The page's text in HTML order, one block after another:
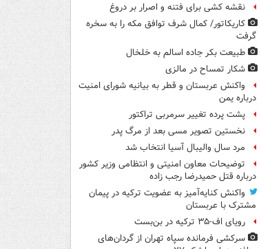
نقشه کشی برای فتنه و اصرار بر دروغ
کاریکاتور/ کمال شرف توافق مکه را به سخره
گرفت
طبیعت بکر جاده اسالم به خلخال
شکار تمساح در مالزی
واکنش عربستان و قطر به بیانیه شورای امنیت
درباره یمن
پشت پرده تغییر سرمربی تراکتور
نخستین تصویر مسی بعد از مرگ پدر
مرد سال والیبال آسیا انتخاب شد
توضیحات معاون امنیتی و انتظامی وزیر کشور
درباره قتل حمیدرضا رجب زاده
واکنش کنایه‌آمیز به عضویت ترکیه در پیمان
مشترک با عربستان
رویای اف-۳۵ ترکیه در بن‌بست
سرکشی فرمانده سپاه تهران از گردان‌های